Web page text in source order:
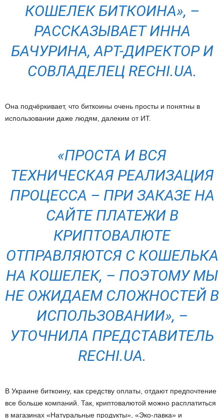
КОШЕЛЕК БИТКОИНА», –
РАССКАЗЫВАЕТ ИННА
БАЧУРИНА, АРТ-ДИРЕКТОР И
СОВЛАДЕЛЕЦ RECHI.UA.
Она подчёркивает, что биткоины очень просты и понятны в
использовании даже людям, далеким от ИТ.
«ПРОСТА И ВСЯ
ТЕХНИЧЕСКАЯ РЕАЛИЗАЦИЯ
ПРОЦЕССА – ПРИ ЗАКАЗЕ НА
САЙТЕ ПЛАТЕЖИ В
КРИПТОВАЛЮТЕ
ОТПРАВЛЯЮТСЯ С КОШЕЛЬКА
НА КОШЕЛЕК, – ПОЭТОМУ МЫ
НЕ ОЖИДАЕМ СЛОЖНОСТЕЙ В
ИСПОЛЬЗОВАНИИ», –
УТОЧНИЛА ПРЕДСТАВИТЕЛЬ
RECHI.UA.
В Украине биткоину, как средству оплаты, отдают предпочтение
все больше компаний. Так, криптовалютой можно расплатиться
в магазинах «Натуральные продукты», «Эко-лавка» и